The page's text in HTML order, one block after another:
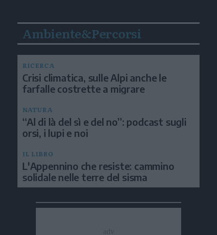
Ambiente&Percorsi
RICERCA
Crisi climatica, sulle Alpi anche le
farfalle costrette a migrare
NATURA
“Al di là del sì e del no”: podcast sugli
orsi, i lupi e noi
IL LIBRO
L'Appennino che resiste: cammino
solidale nelle terre del sisma